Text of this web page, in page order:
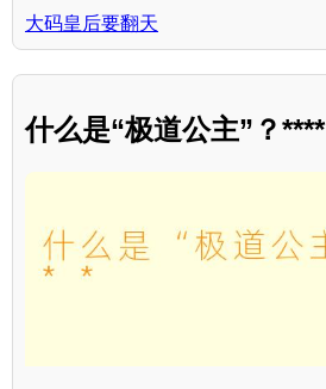
大码皇后要翻天
什么是“极道公主”？****